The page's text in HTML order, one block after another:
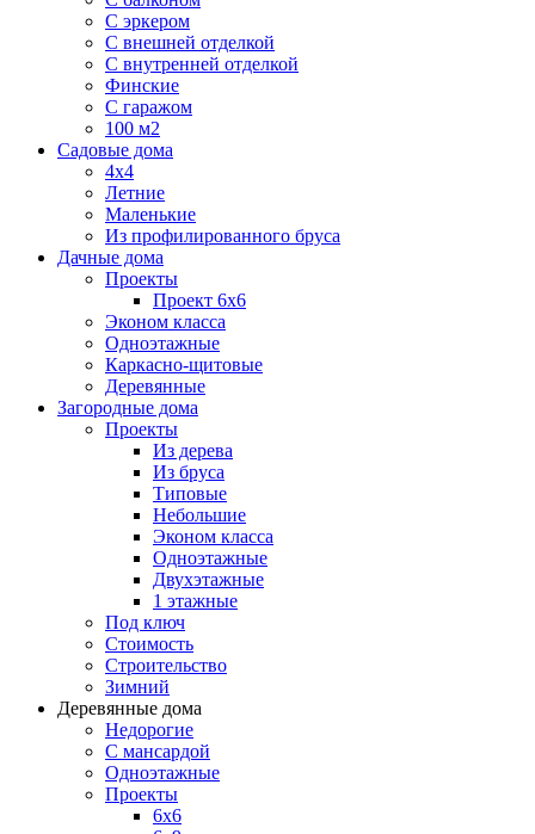
С эркером
С внешней отделкой
С внутренней отделкой
Финские
С гаражом
100 м2
Садовые дома
4х4
Летние
Маленькие
Из профилированного бруса
Дачные дома
Проекты
Проект 6х6
Эконом класса
Одноэтажные
Каркасно-щитовые
Деревянные
Загородные дома
Проекты
Из дерева
Из бруса
Типовые
Небольшие
Эконом класса
Одноэтажные
Двухэтажные
1 этажные
Под ключ
Стоимость
Строительство
Зимний
Деревянные дома
Недорогие
С мансардой
Одноэтажные
Проекты
6х6